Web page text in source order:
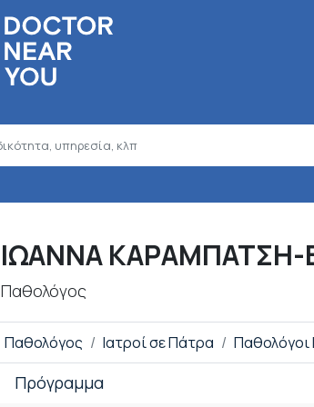
ΙΩΑΝΝΑ ΚΑΡΑΜΠΑΤΣΗ-
Παθολόγος
Παθολόγος Ιατροί σε Πάτρα
Πρόγραμμα